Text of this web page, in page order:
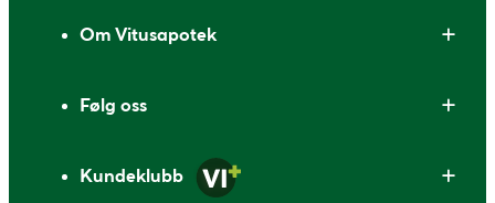
Om Vitusapotek
Følg oss
Kundeklubb